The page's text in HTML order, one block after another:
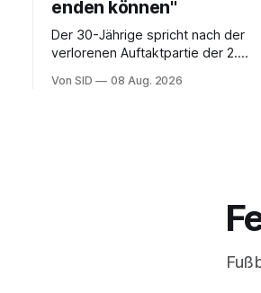
enden können"
Der 30-Jährige spricht nach der
verlorenen Auftaktpartie der 2.
Schreckensstunden.
Von SID 08 Aug. 2026